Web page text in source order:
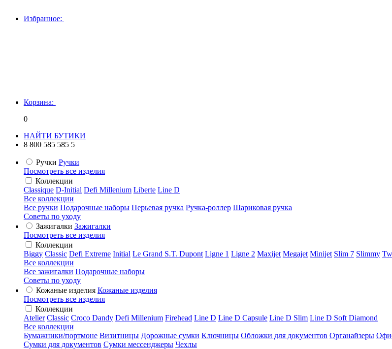
Избранное:
Корзина:
0
НАЙТИ БУТИКИ
8 800 585 585 5
Ручки Ручки
Посмотреть все изделия
Коллекции
Classique D-Initial Defi Millenium Liberte Line D
Все коллекции
Все ручки Подарочные наборы Перьевая ручка Ручка-роллер Шариковая ручка
Советы по уходу
Зажигалки Зажигалки
Посмотреть все изделия
Коллекции
Biggy Classic Defi Extreme Initial Le Grand S.T. Dupont Ligne 1 Ligne 2 Maxijet Megajet Minijet Slim 7 Slimmy
Все коллекции
Все зажигалки Подарочные наборы
Советы по уходу
Кожаные изделия Кожаные изделия
Посмотреть все изделия
Коллекции
Atelier Classic Croco Dandy Defi Millenium Firehead Line D Line D Capsule Line D Slim Line D Soft Diamond
Все коллекции
Бумажники/портмоне Визитницы Дорожные сумки Ключницы Обложки для документов Органайзеры
Сумки для документов Сумки мессенджеры Чехлы